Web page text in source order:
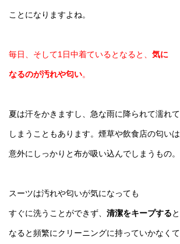
ことになりますよね。
毎日、そして1日中着ているとなると、 気に
なるのが汚れや匂い。
夏は汗をかきますし、急な雨に降られて濡れて
しまうこともあります。煙草や飲食店の匂いは
意外にしっかりと布が吸い込んでしまうもの。
スーツは汚れや匂いが気になっても
すぐに洗うことができず、 清潔をキープすると
なると頻繁にクリーニングに持っていかなくて